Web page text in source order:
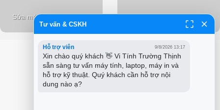
Sửa máy tính tại nhà PCI
Tư vấn & CSKH
Hỗ trợ viên 9/8/2026 13:17
Xin chào quý khách 👋 Vi Tính Trường Thịnh
sẵn sàng tư vấn máy tính, laptop, máy in và
hỗ trợ kỹ thuật. Quý khách cần hỗ trợ nội
dung nào ạ?